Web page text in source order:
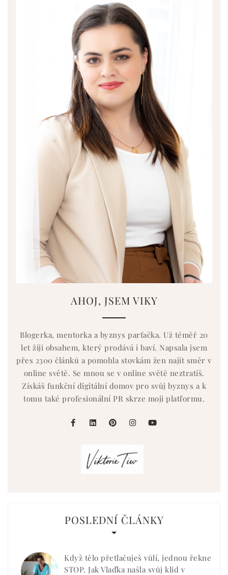
AHOJ, JSEM VIKY
Blogerka, mentorka a byznys parťačka. Už téměř 20
let žiji obsahem, který prodává i baví. Napsala jsem
přes 2300 článků a pomohla stovkám žen najít směr v
online světě. Se mnou se v online světě neztratíš.
Získáš funkční digitální domov pro svůj byznys a k
tomu také profesionální PR skrze moji platformu.
POSLEDNÍ ČLÁNKY
Když tělo přetlačuješ vůlí, jednou řekne
STOP. Jak Vlaďka našla svůj klid v